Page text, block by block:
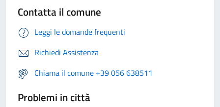
Contatta il comune
Leggi le domande frequenti
Richiedi Assistenza
Chiama il comune +39 056 638511
Problemi in città